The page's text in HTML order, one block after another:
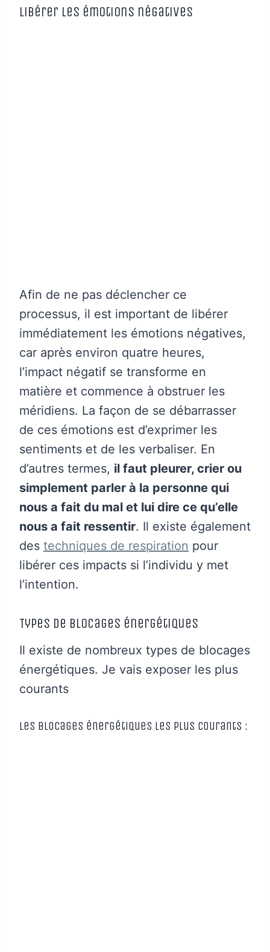
Libérer les émotions négatives
Afin de ne pas déclencher ce
processus, il est important de libérer
immédiatement les émotions négatives,
car après environ quatre heures,
l’impact négatif se transforme en
matière et commence à obstruer les
méridiens. La façon de se débarrasser
de ces émotions est d’exprimer les
sentiments et de les verbaliser. En
d’autres termes, il faut pleurer, crier ou
simplement parler à la personne qui
nous a fait du mal et lui dire ce qu’elle
nous a fait ressentir. Il existe également
des techniques de respiration pour
libérer ces impacts si l’individu y met
l’intention.
Types de blocages énergétiques
Il existe de nombreux types de blocages
énergétiques. Je vais exposer les plus
courants
Les blocages énergétiques les plus courants :